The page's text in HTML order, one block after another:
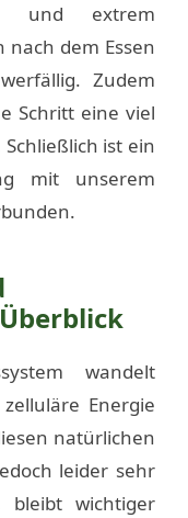
und extrem
nach dem Essen
Zudem
Schritt eine viel
ist ein
mit unserem
wandelt
Energie
natürlichen
leider sehr
bleibt wichtiger